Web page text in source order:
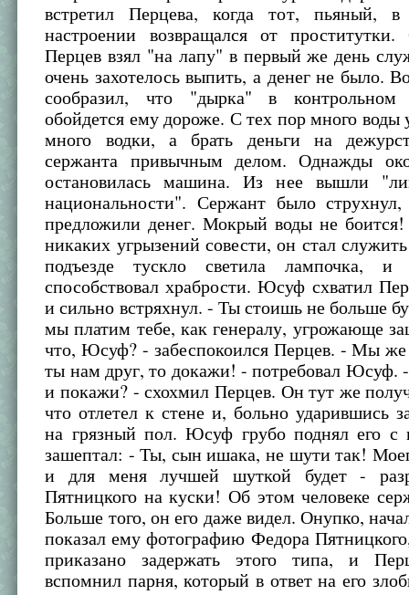
встретил Перцева, когда тот, пьяный, в
настроении возвращался от
Перцев взял "на лапу" в первый же день
очень захотелось выпить, а денег не было.
сообразил, что "дырка" в контрольном
обойдется ему дороже. С тех пор много воды
много водки, а брать деньги на
сержанта привычным делом. Однажды
остановилась машина. Из нее вышли
национальности". Сержант было струхнул,
предложили денег. Мокрый воды не
никаких угрызений совести, он стал
подъезде тускло светила лампочка,
способствовал храбрости. Юсуф схватил
и сильно встряхнул. - Ты стоишь не больше
мы платим тебе, как генералу, угрожающе
что, Юсуф? - забеспокоился Перцев. - Мы
ты нам друг, то докажи! - потребовал
и покажи? - схохмил Перцев. Он тут же
что отлетел к стене и, больно ударившись
на грязный пол. Юсуф грубо поднял его с
зашептал: - Ты, сын ишака, не шути так!
и для меня лучшей шуткой будет -
Пятницкого на куски! Об этом человеке
Больше того, он его даже видел. Онупко,
показал ему фотографию Федора
приказано задержать этого типа, и
вспомнил парня, который в ответ на его